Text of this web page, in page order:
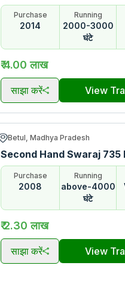
Purchase
2014
Running
2000-3000
घंटे
₹ 4.00 लाख
साझा करें View
Betul, Madhya Pradesh
Second Hand Swaraj 735
Purchase
2008
Running
above-4000
घंटे
₹ 2.30 लाख
साझा करें View